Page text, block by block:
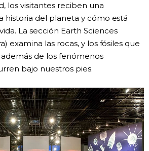
los visitantes reciben una
historia del planeta y cómo está
La sección Earth Sciences
examina las rocas, y los fósiles que
de los fenómenos
bajo nuestros pies.